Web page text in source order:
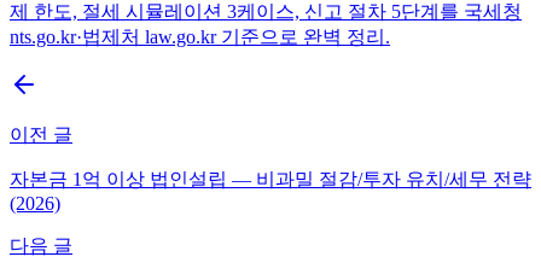
제 한도, 절세 시뮬레이션 3케이스, 신고 절차 5단계를 국세청
nts.go.kr·법제처 law.go.kr 기준으로 완벽 정리.
이전 글
자본금 1억 이상 법인설립 — 비과밀 절감/투자 유치/세무 전략
(2026)
다음 글